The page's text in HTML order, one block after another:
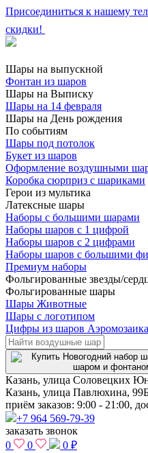
Присоединиться к нашему
скидки!
Шары на выпускной
Фонтан из шаров
Шары на Выписку
Шары на 14 февраля
Шары на День рождения
По событиям
Шары под потолок
Букет из шаров
Оформление воздушными
Коробка сюрприз с шариками
Герои из мультика
Латексные шары
Наборы с большими шарами
Наборы шаров с 1 цифрой
Наборы шаров с 2 цифрами
Наборы шаров с большими
Премиум наборы
Фольгированные звезды/
Фольгированные шары
Шары Животные
Шары с логотипом
Цифры из шаров Аэромозаика
Казань, улица Соловецких
Казань, улица Павлюхина,
приём заказов: 9:00 - 21:00,
+7 964 569-79-39
заказать звонок
0
0 0 ₽